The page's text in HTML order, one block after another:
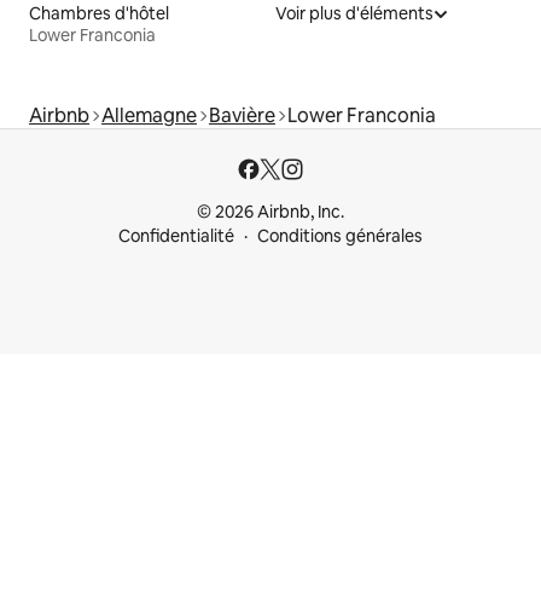
Chambres d'hôtel
Lower Franconia
Voir plus d'éléments
Airbnb Allemagne Bavière Lower Franconia
© 2026 Airbnb, Inc.
Confidentialité
Conditions générales